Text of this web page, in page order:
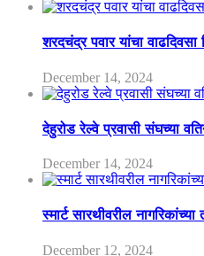
शरदचंद्र पवार यांचा वाढदिवसा
December 14, 2024
देहुरोड रेल्वे प्रवासी संघच्या
December 14, 2024
स्मार्ट सारथीवरील
December 12, 2024